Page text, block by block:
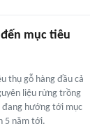
mục tiêu
thụ gỗ hàng đầu cả
liệu rừng trồng
đang hướng tới mục
5 năm tới.